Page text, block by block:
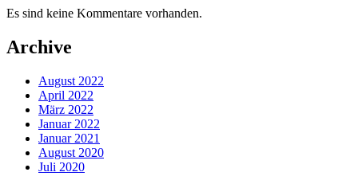
Es sind keine Kommentare vorhanden.
Archive
August 2022
April 2022
März 2022
Januar 2022
Januar 2021
August 2020
Juli 2020